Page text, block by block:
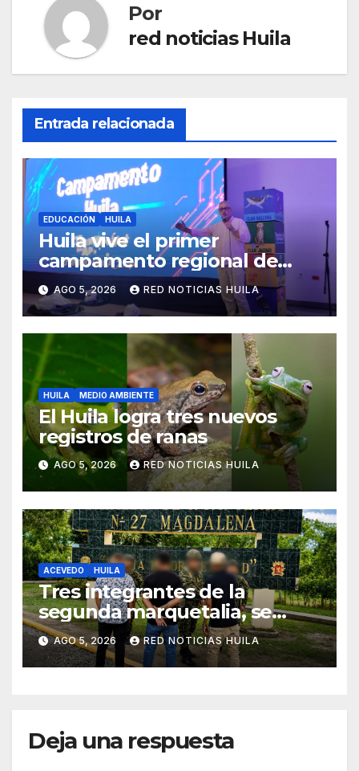
Por
red noticias Huila
Entrada relacionada
EDUCACIÓN HUILA
Huila vive el primer
campamento regional de
Tecnologías Para Aprender
AGO 5, 2026 RED NOTICIAS HUILA
HUILA MEDIO AMBIENTE
El Huila logra tres nuevos
registros de ranas
AGO 5, 2026 RED NOTICIAS HUILA
ACEVEDO HUILA
Tres integrantes de la
segunda marquetalia, se
sometieron a la justicia
AGO 5, 2026 RED NOTICIAS HUILA
Deja una respuesta